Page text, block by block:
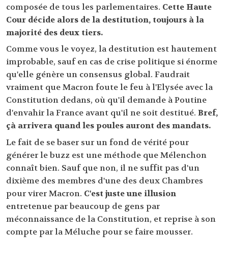
composée de tous les parlementaires. Cette Haute
Cour décide alors de la destitution, toujours à la
majorité des deux tiers.
Comme vous le voyez, la destitution est hautement
improbable, sauf en cas de crise politique si énorme
qu'elle génère un consensus global. Faudrait
vraiment que Macron foute le feu à l'Elysée avec la
Constitution dedans, où qu'il demande à Poutine
d'envahir la France avant qu'il ne soit destitué. Bref,
çà arrivera quand les poules auront des mandats.
Le fait de se baser sur un fond de vérité pour
générer le buzz est une méthode que Mélenchon
connaît bien. Sauf que non, il ne suffit pas d'un
dixième des membres d'une des deux Chambres
pour virer Macron. C'est juste une illusion
entretenue par beaucoup de gens par
méconnaissance de la Constitution, et reprise à son
compte par la Méluche pour se faire mousser.